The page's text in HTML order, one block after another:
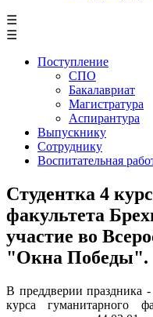
☰
☰
Поступление
СПО
Бакалавриат
Магистратура
Аспирантура
Выпускнику
Сотруднику
Воспитательная
Студентка 4
факультета
участие во
"Окна Победы".
В преддверии праздника
курса гуманитарного